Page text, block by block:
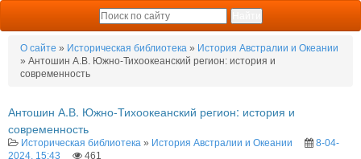
О сайте » Историческая библиотека » История Австралии и Океании
» Антошин А.В. Южно-Тихоокеанский регион: история и
современность
Антошин А.В. Южно-Тихоокеанский регион: история и
современность
Историческая библиотека » История Австралии и Океании
8-04-
2024, 15:43
461